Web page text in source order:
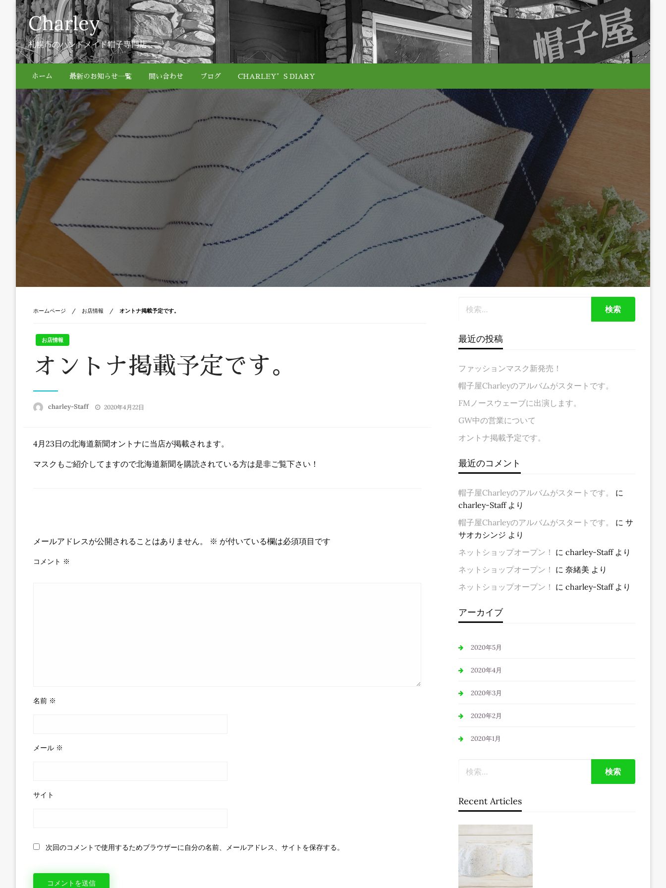
contentCharley
札幌市のハンドメイド帽子専門店
ホーム 最新のお知らせ一覧 問い合わせ ブログ CHARLEY’S DIARY
ホームページ お店情報 オントナ掲載予定です。
お店情報
オントナ掲載予定です。
charley-Staff
投
2020年4月22日
4月23日の北海道新聞オントナに当店が掲載されます。
マスクもご紹介してますので北海道新聞を購読されている方は是非ご覧下さい！
メールアドレスが公開されることはありません。 ※ が付いている欄は必須項目です
コメント ※
名前 ※
メール ※
サイト
次回のコメントで使用するためブラウザーに自分の名前、メールアドレス、サイトを保存する。
最近の投稿
ファッションマスク新発売！
帽子屋Charleyのアルバムがスタートです。
FMノースウェーブに出演します。
GW中の営業について
オントナ掲載予定です。
最近のコメント
帽子屋Charleyのアルバムがスタートです。
に
charley-Staffより
帽子屋Charleyのアルバムがスタートです。
にサ
サオカシンジ より
ネットショップオープン！ にcharley-Staffより
ネットショップオープン！ に奈緒美 より
ネットショップオープン！ にcharley-Staffより
アーカイブ
2020年5月
2020年4月
2020年3月
2020年2月
2020年1月
Recent Articles